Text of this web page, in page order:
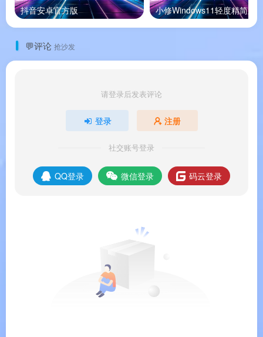
而出。
功能（色彩调节、曲线、色阶、HLS 等），但对新
AI 修图能力堪比桌面级：AI 去模糊、AI 降噪、
AI 物件移除，手机电脑都能享受专业级修图效
图层 + 蒙版 + 合成：提供 Photoshop 风格的合
成工具，却无需复杂的学习曲线。
：以上信息由
抖音安卓官方版 小修Windows11轻度精简版
💬评论 抢沙发
请登录后发表评论
登录 注册
社交账号登录
QQ登录 微信登录 码云登录